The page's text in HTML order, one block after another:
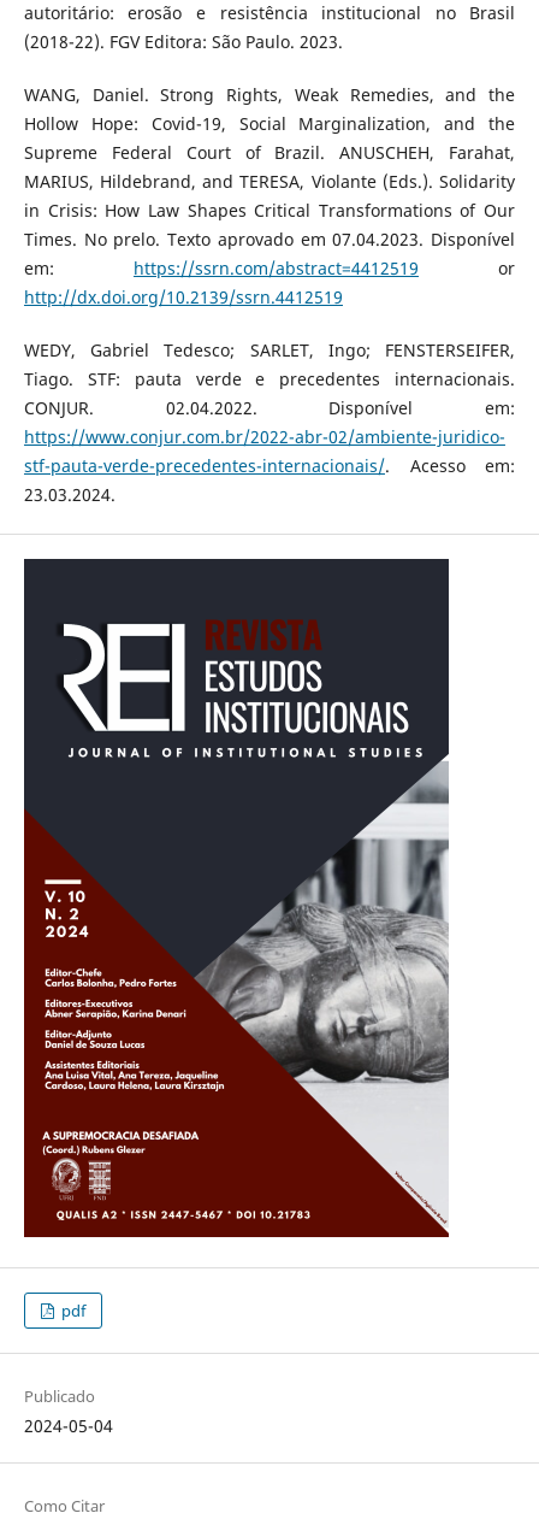
autoritário: erosão e resistência institucional no Brasil
(2018-22). FGV Editora: São Paulo. 2023.
WANG, Daniel. Strong Rights, Weak Remedies, and the
Hollow Hope: Covid-19, Social Marginalization, and the
Supreme Federal Court of Brazil. ANUSCHEH, Farahat,
MARIUS, Hildebrand, and TERESA, Violante (Eds.). Solidarity
in Crisis: How Law Shapes Critical Transformations of Our
Times. No prelo. Texto aprovado em 07.04.2023. Disponível
em: https://ssrn.com/abstract=4412519 or
http://dx.doi.org/10.2139/ssrn.4412519
WEDY, Gabriel Tedesco; SARLET, Ingo; FENSTERSEIFER,
Tiago. STF: pauta verde e precedentes internacionais.
CONJUR. 02.04.2022. Disponível em:
https://www.conjur.com.br/2022-abr-02/ambiente-juridico-
stf-pauta-verde-precedentes-internacionais/. Acesso em:
23.03.2024.
pdf
Publicado
2024-05-04
Como Citar